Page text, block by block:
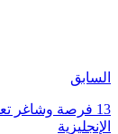
السابق
13 فرصة وشاغر
الإنجليزية